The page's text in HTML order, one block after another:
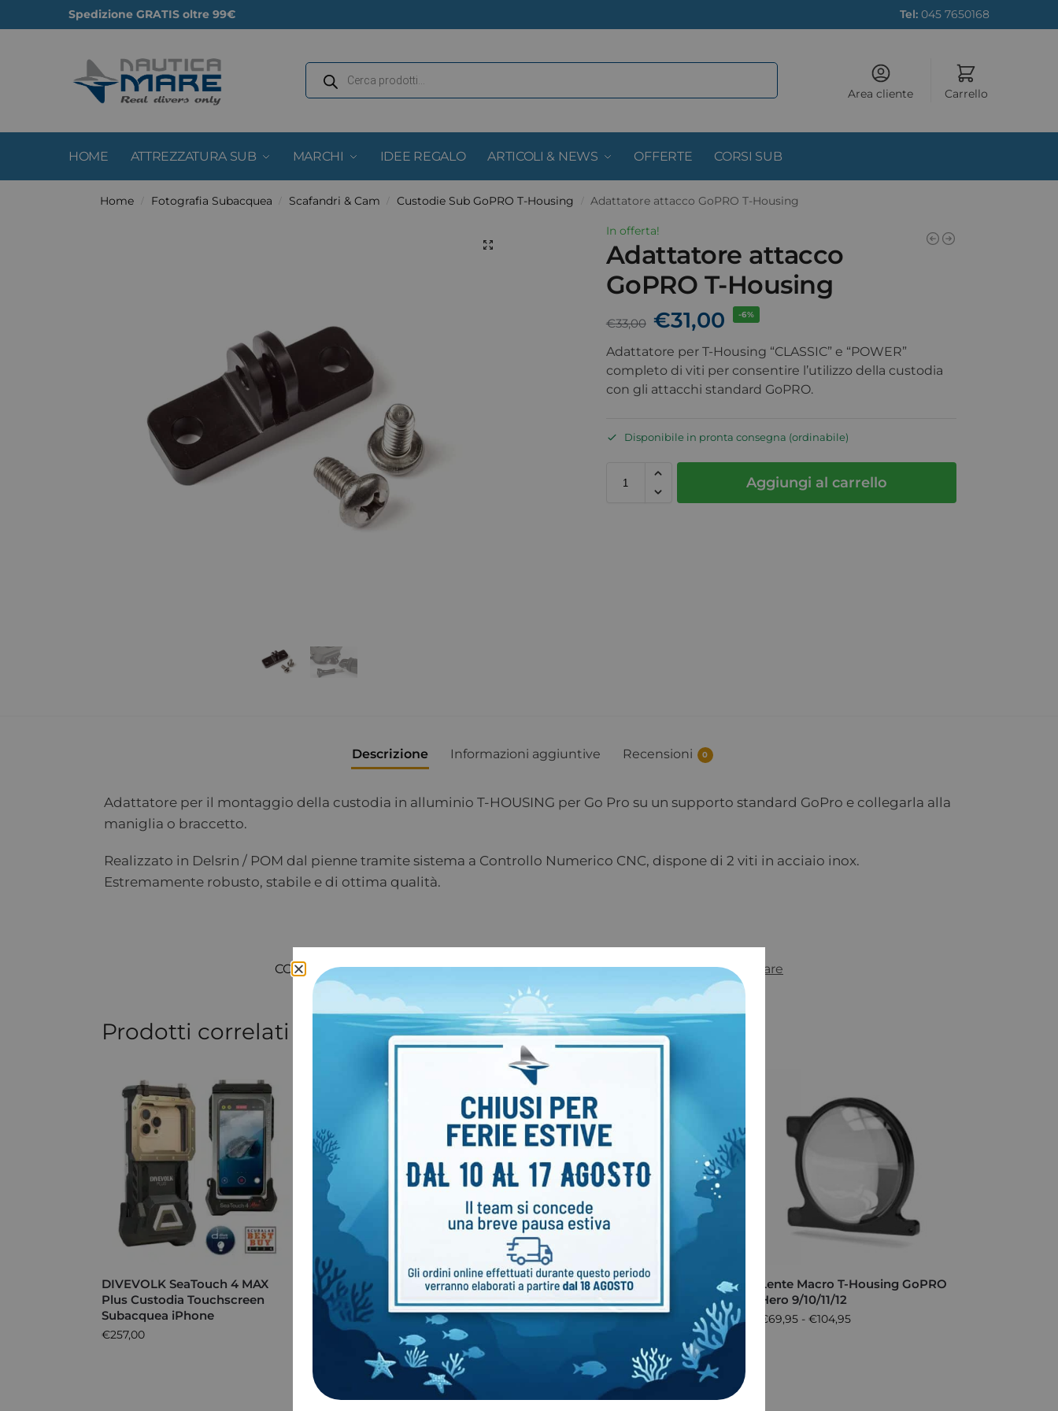
Spedizione GRATIS oltre 99€ Tel: 045 7650168
Area cliente Carrello
HOME ATTREZZATURA SUB MARCHI IDEE REGALO ARTICOLI & NEWS OFFERTE CORSI SUB
Home Fotografia Subacquea Scafandri & Cam Custodie Sub GoPRO T-Housing Adattatore attacco GoPRO T-Housing
In offerta!
Adattatore attacco
GoPRO T-Housing
€33,00 €31,00 -6%
Adattatore per T-Housing “CLASSIC” e “POWER”
completo di viti per consentire l’utilizzo della custodia
con gli attacchi standard GoPRO.
Disponibile in pronta consegna (ordinabile)
Aggiungi al carrello
Descrizione Informazioni aggiuntive Recensioni 0
Adattatore per il montaggio della custodia in alluminio T-HOUSING per Go Pro su un supporto standard GoPro e collegarla alla
maniglia o braccetto.
Realizzato in Delsrin / POM dal pienne tramite sistema a Controllo Numerico CNC, dispone di 2 viti in acciaio inox.
Estremamente robusto, stabile e di ottima qualità.
COD: 5811 Categoria: Custodie Sub GoPRO T-Housing Marchio: Nautica Mare
Prodotti correlati
DIVEVOLK SeaTouch 4 MAX
Plus Custodia Touchscreen
Subacquea iPhone
€257,00
Custodia subacquea
Smartphone Sealife Sportdiver
ULTRA
359,00
DIVEVOLK Seatouch Vassoio
con maniglia singola
€76,00
Lente Macro T-Housing GoPRO
Hero 9/10/11/12
€69,95 - €104,95